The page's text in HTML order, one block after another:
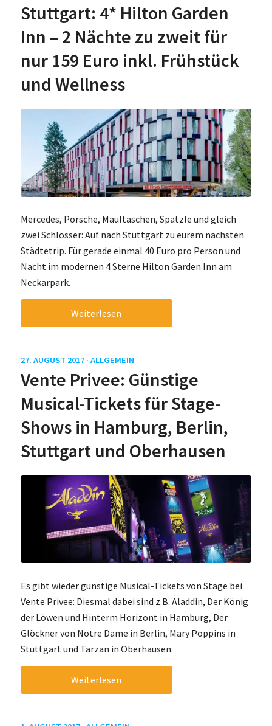
Stuttgart: 4* Hilton Garden
Inn – 2 Nächte zu zweit für
nur 159 Euro inkl. Frühstück
und Wellness
Mercedes, Porsche, Maultaschen, Spätzle und gleich
zwei Schlösser: Auf nach Stuttgart zu eurem nächsten
Städtetrip. Für gerade einmal 40 Euro pro Person und
Nacht im modernen 4 Sterne Hilton Garden Inn am
Neckarpark.
Weiterlesen
27. AUGUST 2017 · ALLGEMEIN
Vente Privee: Günstige
Musical-Tickets für Stage-
Shows in Hamburg, Berlin,
Stuttgart und Oberhausen
Es gibt wieder günstige Musical-Tickets von Stage bei
Vente Privee: Diesmal dabei sind z.B. Aladdin, Der König
der Löwen und Hinterm Horizont in Hamburg, Der
Glöckner von Notre Dame in Berlin, Mary Poppins in
Stuttgart und Tarzan in Oberhausen.
Weiterlesen